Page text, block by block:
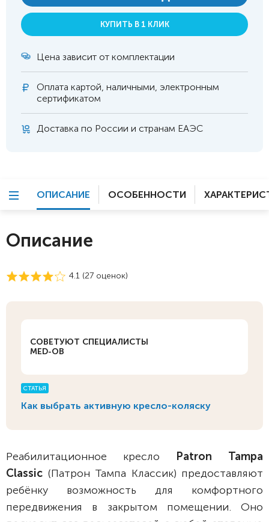
КУПИТЬ В 1 КЛИК
Цена зависит от комплектации
Оплата картой, наличными, электронным
сертификатом
Доставка по России и странам ЕАЭС
ОПИСАНИЕ ОСОБЕННОСТИ
Описание
4.1 (27 оценок)
СОВЕТУЮТ СПЕЦИАЛИСТЫ
MED-OB
СТАТЬЯ
Как выбрать активную кресло-коляску
Реабилитационное кресло Patron
Tampa
Classic (Патрон Тампа Классик) предоставляют
ребёнку возможность для комфортного
передвижения в закрытом помещении. Оно